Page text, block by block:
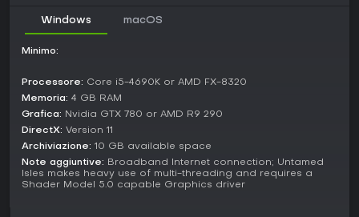
I cristalli hanno usi multipli, da strumenti di taming ad aiuti
evolvono nel tempo, con nuove che emergono per portare
Customization va oltre i tames, toccando percorsi personali
focalizzati su esplorazione, combattimento o crafting. Il
Vale la pena giocarci?
Per gli appassionati di monster-taming con profondità
Windows macOS
Minimo:
Processore: Core i5-4690K or AMD FX-8320
Memoria: 4 GB RAM
Grafica: Nvidia GTX 780 or AMD R9 290
DirectX: Version 11
Archiviazione: 10 GB available space
Note aggiuntive: Broadband Internet connection; Untamed
Isles makes heavy use of multi-threading and requires a
Shader Model 5.0 capable Graphics driver